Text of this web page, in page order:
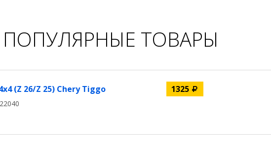
ПОПУЛЯРНЫЕ ТОВАРЫ
(Z 26/Z 25) Chery Tiggo 1325